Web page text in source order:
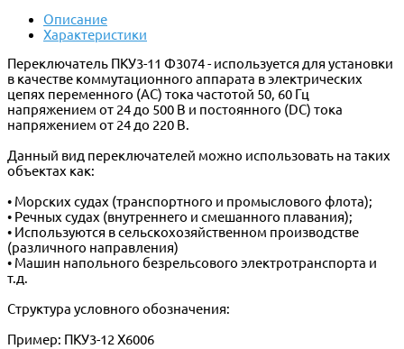
Описание
Характеристики
Переключатель ПКУ3-11 Ф3074 - используется для установки
в качестве коммутационного аппарата в электрических
цепях переменного (АС) тока частотой 50, 60 Гц
напряжением от 24 до 500 В и постоянного (DC) тока
напряжением от 24 до 220 В.
Данный вид переключателей можно использовать на таких
объектах как:
• Морских судах (транспортного и промыслового флота);
• Речных судах (внутреннего и смешанного плавания);
• Используются в сельскохозяйственном производстве
(различного направления)
• Машин напольного безрельсового электротранспорта и
т.д.
Структура условного обозначения:
Пример: ПКУ3-12 Х6006